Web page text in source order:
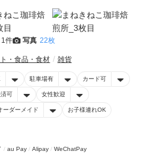
1件 写真 22枚
・食品・食材 雑貨
駐車場有 カード可
可 女性歓迎
ーダーメイド お子様連れOK
au Pay Alipay WeChatPay